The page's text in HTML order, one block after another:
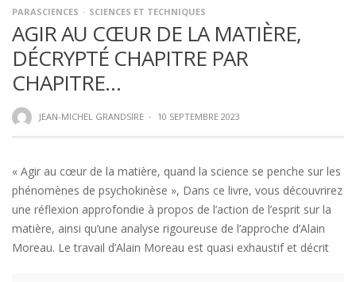
PARASCIENCES SCIENCES ET TECHNIQUES
AGIR AU CŒUR DE LA MATIÈRE,
DÉCRYPTÉ CHAPITRE PAR
CHAPITRE…
JEAN-MICHEL GRANDSIRE · 10 SEPTEMBRE 2023
« Agir au cœur de la matière, quand la science se penche sur les
phénomènes de psychokinèse », Dans ce livre, vous découvrirez
une réflexion approfondie à propos de l’action de l’esprit sur la
matière, ainsi qu’une analyse rigoureuse de l’approche d’Alain
Moreau. Le travail d’Alain Moreau est quasi exhaustif et décrit